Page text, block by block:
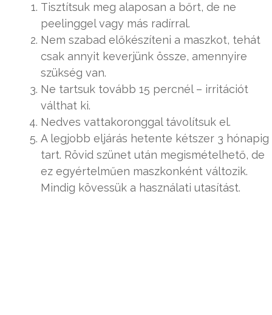
Tisztítsuk meg alaposan a bőrt, de ne
peelinggel vagy más radírral.
Nem szabad előkészíteni a maszkot, tehát
csak annyit keverjünk össze, amennyire
szükség van.
Ne tartsuk tovább 15 percnél – irritációt
válthat ki.
Nedves vattakoronggal távolítsuk el.
A legjobb eljárás hetente kétszer 3 hónapig
tart. Rövid szünet után megismételhető, de
ez egyértelműen maszkonként változik.
Mindig kövessük a használati utasítást.